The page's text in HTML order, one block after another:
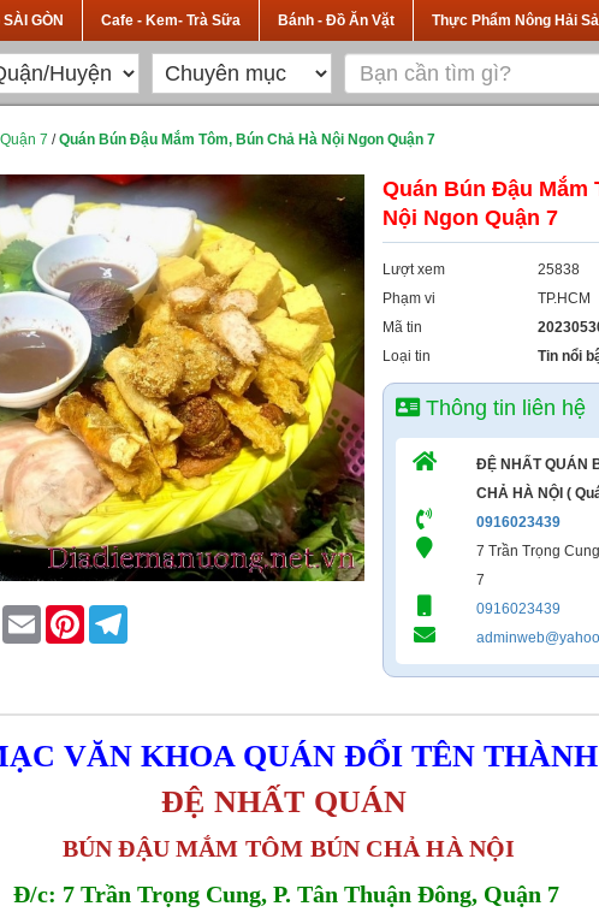
GÒN Cafe - Kem- Trà Sữa Bánh - Đồ Ăn Vặt Thực Phẩm Nông Hải
7 /Quán Bún Đậu Mắm Tôm, Bún Chả Hà Nội Ngon Quận 7
Twitter Email Pinterest
Quán Bún Đậu Mắm
Nội Ngon Quận 7
Lượt xem
25838
Phạm vi
TP.HCM
Mã tin
Loại tin
Tin nổi
Thông tin liên hệ
ĐỆ NHẤT QUÁN
CHẢ HÀ NỘI (
0916023439
7 Trần Trọng
7
0916023439
VĂN KHOA QUÁN ĐỔI TÊN THÀNH
ĐỆ NHẤT QUÁN
BÚN ĐẬU MẮM TÔM BÚN CHẢ HÀ NỘI
Đ/c: 7 Trần Trọng Cung, P. Tân Thuận Đông, Quận 7